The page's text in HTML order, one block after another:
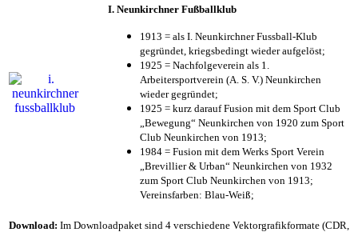
I. Neunkirchner Fußballklub
1913 = als I. Neunkirchner Fussball-Klub
gegründet, kriegsbedingt wieder aufgelöst;
1925 = Nachfolgeverein als 1.
Arbeitersportverein (A. S. V.) Neunkirchen
wieder gegründet;
1925 = kurz darauf Fusion mit dem Sport Club
„Bewegung“ Neunkirchen von 1920 zum Sport
Club Neunkirchen von 1913;
1984 = Fusion mit dem Werks Sport Verein
„Brevillier & Urban“ Neunkirchen von 1932
zum Sport Club Neunkirchen von 1913;
Vereinsfarben: Blau-Weiß;
Download: Im Downloadpaket sind 4 verschiedene Vektorgrafikformate (CDR,